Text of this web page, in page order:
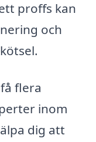
proffs kan
och
flera
inom
dig att